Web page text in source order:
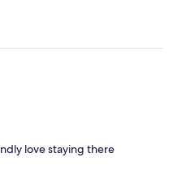
love staying there